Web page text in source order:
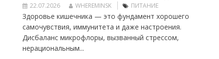
22.07.2026 WHEREMINSK ПИТАНИЕ
Здоровье кишечника — это фундамент хорошего
самочувствия, иммунитета и даже настроения.
Дисбаланс микрофлоры, вызванный стрессом,
нерациональным...